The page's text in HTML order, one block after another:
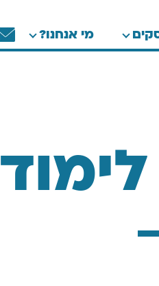
מי אנחנו?